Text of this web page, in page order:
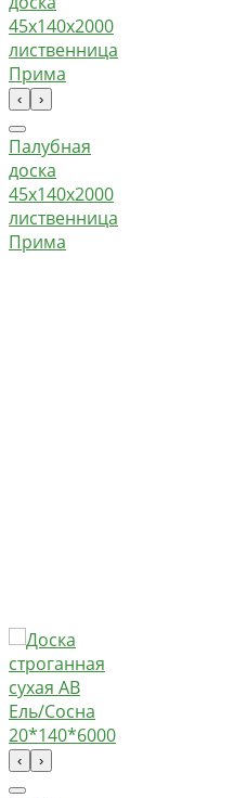
‹ ›
Палубная
доска
45х140х2000
лиственница
Прима
‹ ›